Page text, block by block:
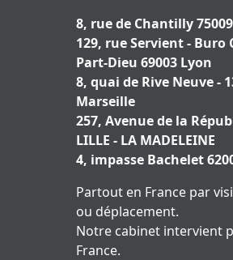
8, rue de Chantilly
129, rue Servient - Buro
Part-Dieu 69003 Lyon
8, quai de Rive Neuve -
Marseille
257, Avenue de la
LILLE - LA MADELEINE
4, impasse Bachelet
Partout en France par
ou déplacement.
Notre cabinet intervient
France.